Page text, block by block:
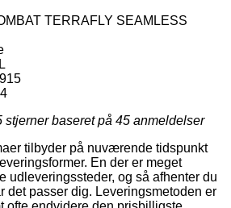
TERRAFLY SEAMLESS
stjerner baseret på 45 anmeldelser
tilbyder på nuværende tidspunkt
En der er meget
udleveringssteder, og så afhenter du
det passer dig. Leveringsmetoden er